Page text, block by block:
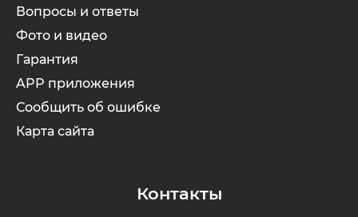
Вопросы и ответы
Фото и видео
Гарантия
APP приложения
Сообщить об ошибке
Карта сайта
Контакты